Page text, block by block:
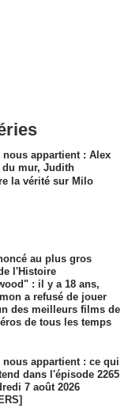
nous appartient : Alex
du mur, Judith
la vérité sur Milo
au plus gros
l'Histoire
: il y a 18 ans,
a refusé de jouer
des meilleurs films de
de tous les temps
nous appartient : ce qui
dans l'épisode 2265
7 août 2026